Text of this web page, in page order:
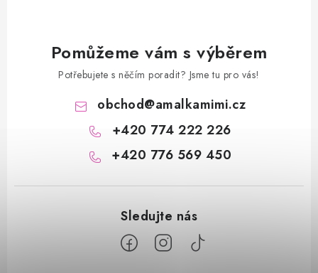
Pomůžeme vám s výběrem
Potřebujete s něčím poradit? Jsme tu pro vás!
obchod@amalkamimi.cz
+420 774 222 226
+420 776 569 450